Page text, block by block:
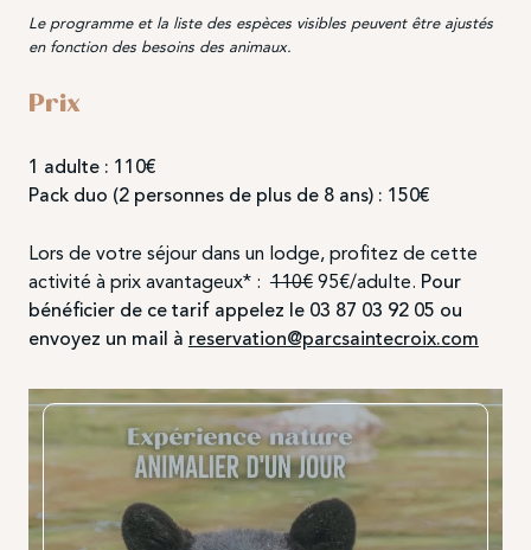
Le programme et la liste des espèces visibles peuvent être ajustés
en fonction des besoins des animaux.
Prix
1 adulte : 110€
Pack duo (2 personnes de plus de 8 ans) : 150€
Lors de votre séjour dans un lodge, profitez de cette
activité à prix avantageux* :110€95€/adulte. Pour
bénéficier de ce tarif appelez le 03 87 03 92 05 ou
envoyez un mail à reservation@parcsaintecroix.com